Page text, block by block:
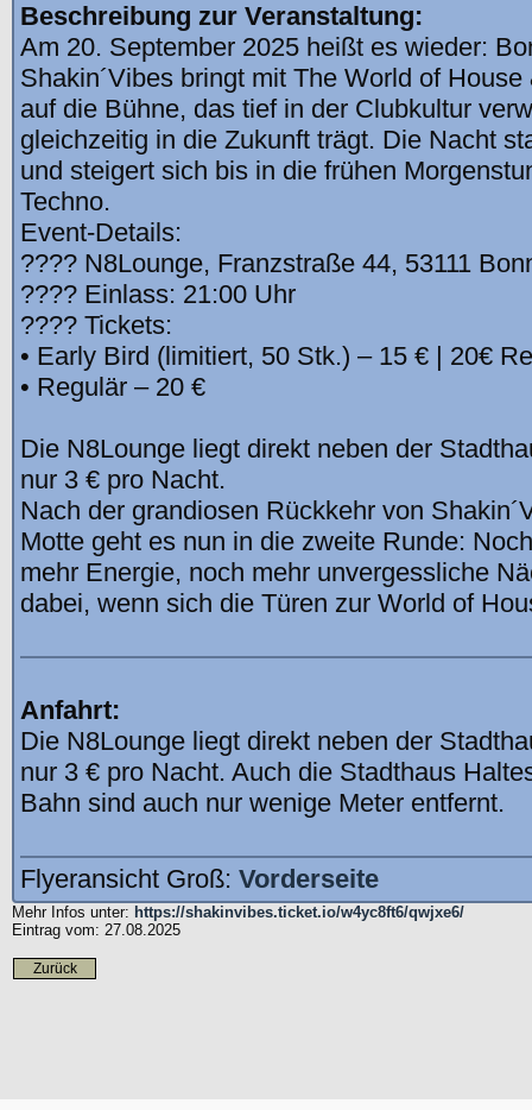
Beschreibung zur Veranstaltung:
Am 20. September 2025 heißt es wieder:
Shakin´Vibes bringt mit The World of
auf die Bühne, das tief in der Clubkultur
gleichzeitig in die Zukunft trägt. Die Nacht
und steigert sich bis in die frühen
Techno.
Event-Details:
???? N8Lounge, Franzstraße 44, 53111
???? Einlass: 21:00 Uhr
???? Tickets:
• Early Bird (limitiert, 50 Stk.) – 15 € | 20€
• Regulär – 20 €
Die N8Lounge liegt direkt neben der
nur 3 € pro Nacht.
Nach der grandiosen Rückkehr von
Motte geht es nun in die zweite Runde:
mehr Energie, noch mehr unvergessliche
dabei, wenn sich die Türen zur World of
Anfahrt:
Die N8Lounge liegt direkt neben der
nur 3 € pro Nacht. Auch die Stadthaus
Bahn sind auch nur wenige Meter entfernt.
Flyeransicht Groß: Vorderseite
Mehr Infos unter: https://shakinvibes.ticket.io/w4yc8ft6/qwjxe6/
Eintrag vom: 27.08.2025